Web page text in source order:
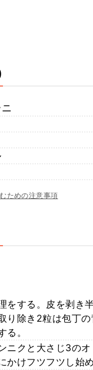
ための注意事項
をする。皮を剥き
り除き2粒は包丁
る。
ニクと大さじ3の
かけフツフツし始